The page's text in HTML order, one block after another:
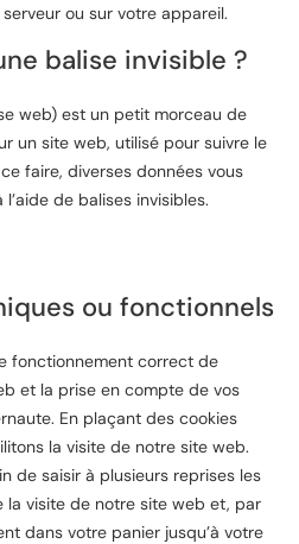
ou sur votre appareil.
balise invisible ?
web) est un petit morceau de
un site web, utilisé pour suivre le
faire, diverses données vous
de balises invisibles.
ou fonctionnels
fonctionnement correct de
et la prise en compte de vos
En plaçant des cookies
la visite de notre site web.
de saisir à plusieurs reprises les
la visite de notre site web et, par
dans votre panier jusqu’à votre